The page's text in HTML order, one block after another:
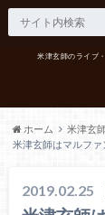
米津玄師のライブ
ホーム
米津玄
米津玄師はマルファ
2019.02.25